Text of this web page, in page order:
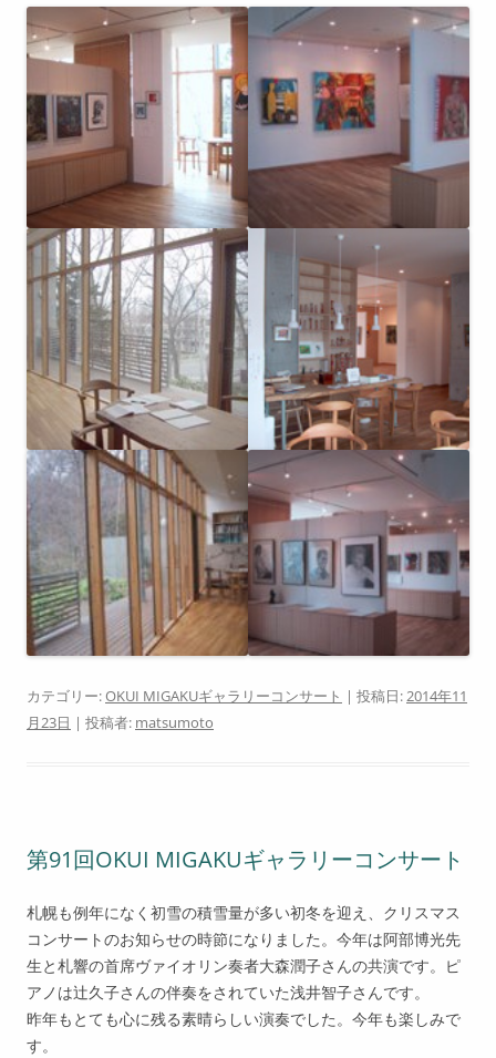
カテゴリー:OKUI MIGAKUギャラリーコンサート | 投稿日: 2014年11
月23日 | 投稿者: matsumoto
第91回OKUI MIGAKUギャラリーコンサート
札幌も例年になく初雪の積雪量が多い初冬を迎え、クリスマス
コンサートのお知らせの時節になりました。今年は阿部博光先
生と札響の首席ヴァイオリン奏者大森潤子さんの共演です。ピ
アノは辻久子さんの伴奏をされていた浅井智子さんです。
昨年もとても心に残る素晴らしい演奏でした。今年も楽しみで
す。